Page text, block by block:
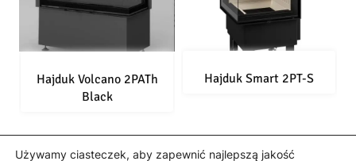
Hajduk Volcano 2PATh
Black
Hajduk Smart 2PT-S
Używamy ciasteczek, aby zapewnić najlepszą jakość